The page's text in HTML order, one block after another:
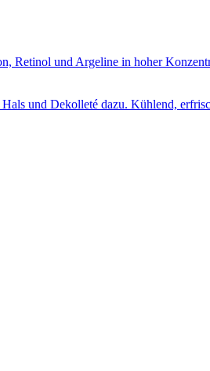
Retinol und Argeline in hoher
und Dekolleté dazu. Kühlend,